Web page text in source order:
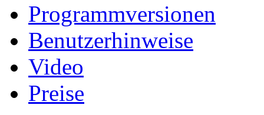
Programmversionen
Benutzerhinweise
Video
Preise